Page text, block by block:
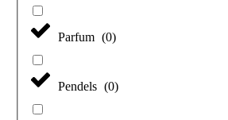
Parfum (0)
Pendels (0)